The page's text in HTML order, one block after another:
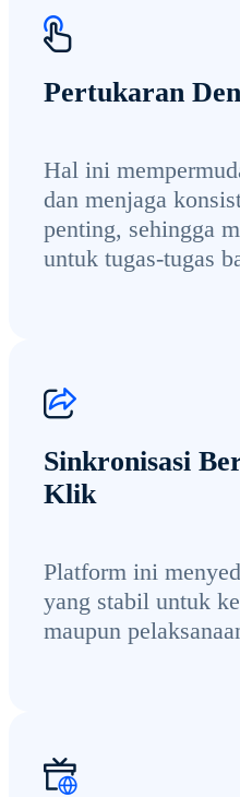
Pertukaran
Hal ini
dan menjaga
penting, sehingga
untuk tugas-tugas
Sinkronisasi
Klik
Platform ini
yang stabil untuk
maupun